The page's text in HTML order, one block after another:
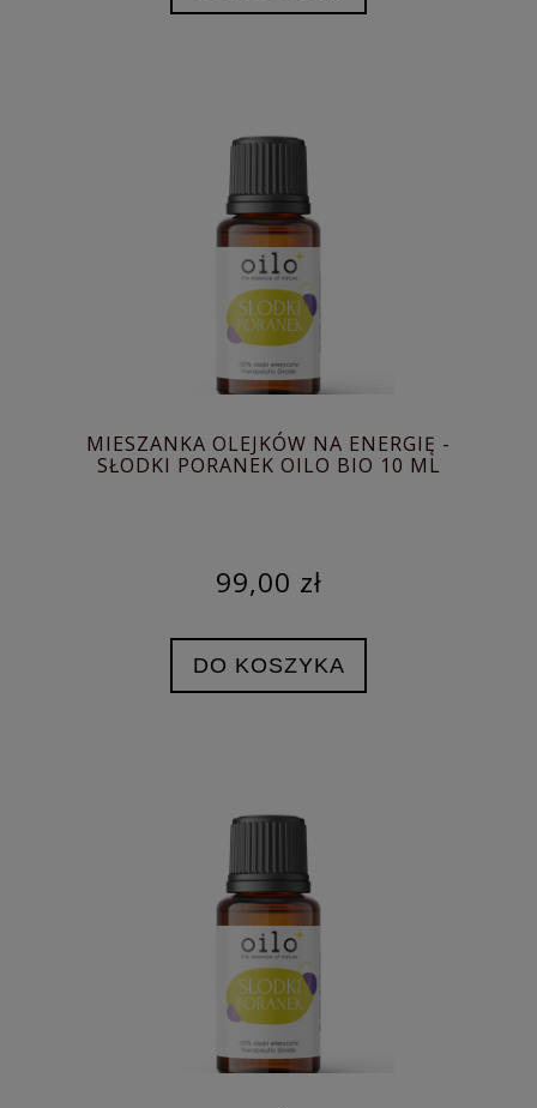
MIESZANKA OLEJKÓW NA ENERGIĘ -
SŁODKI PORANEK OILO BIO 10 ML
99,00 zł
DO KOSZYKA